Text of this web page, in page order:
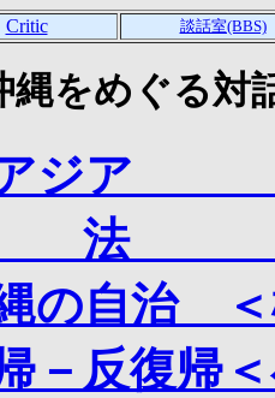
Critic 談話室(BBS)
縄をめぐる対
ジア
法 ＜
の自治 ＜
－反復帰